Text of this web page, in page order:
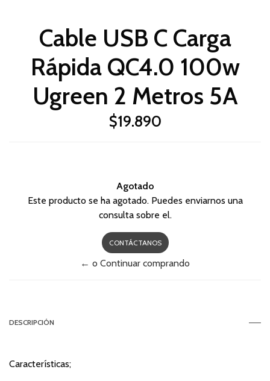
Cable USB C Carga
Rápida QC4.0 100w
Ugreen 2 Metros 5A
$19.890
Agotado
Este producto se ha agotado. Puedes enviarnos una
consulta sobre el.
CONTÁCTANOS
← o Continuar comprando
DESCRIPCIÓN
Características;